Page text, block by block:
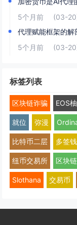
5个月前
(03-
代理赋能框架的解
5个月前
(03-
标签列表
区块链诈骗 EOS
就位 弥漫
比特币二层 多签
纽币交易所 区块
Slothana 交易币